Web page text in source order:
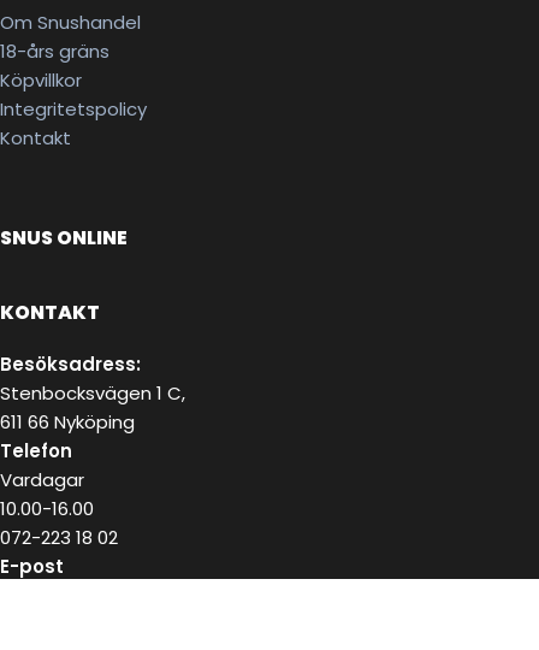
Om Snushandel
18-års gräns
Köpvillkor
Integritetspolicy
Kontakt
SNUS ONLINE
KONTAKT
Besöksadress:
Stenbocksvägen 1 C,
611 66 Nyköping
Telefon
Vardagar
10.00-16.00
072-223 18 02
E-post